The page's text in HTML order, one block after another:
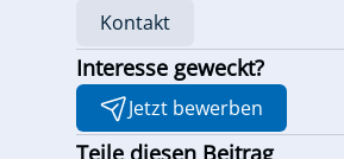
Kontakt
Interesse geweckt?
Jetzt bewerben